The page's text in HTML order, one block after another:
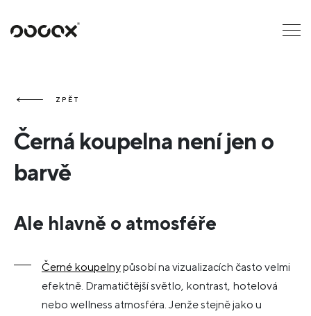
U
ČTI JAKO
ZPĚT
Černá koupelna není jen o
barvě
Ale hlavně o atmosféře
Černé koupelnypůsobí na vizualizacích často velmi
efektně. Dramatičtější světlo, kontrast, hotelová
nebo wellness atmosféra. Jenže stejně jako u